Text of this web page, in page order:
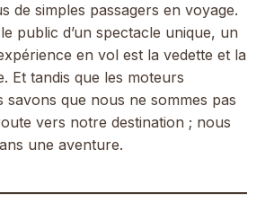
de simples passagers en voyage.
public d’un spectacle unique, un
en vol est la vedette et la
Et tandis que les moteurs
savons que nous ne sommes pas
vers notre destination ; nous
une aventure.